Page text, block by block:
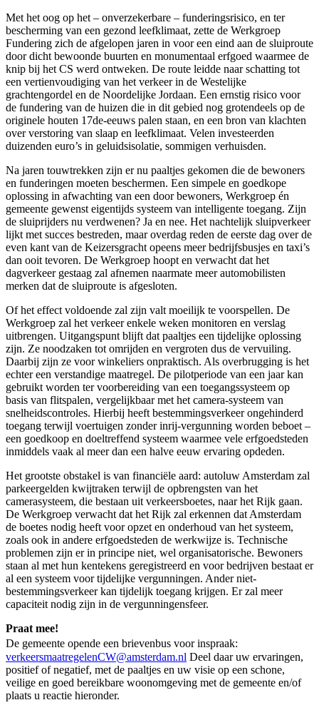
Met het oog op het – onverzekerbare – funderingsrisico, en ter
bescherming van een gezond leefklimaat, zette de Werkgroep
Fundering zich de afgelopen jaren in voor een eind aan de sluiproute
door dicht bewoonde buurten en monumentaal erfgoed waarmee de
knip bij het CS werd ontweken. De route leidde naar schatting tot
een vertienvoudiging van het verkeer in de Westelijke
grachtengordel en de Noordelijke Jordaan. Een ernstig risico voor
de fundering van de huizen die in dit gebied nog grotendeels op de
originele houten 17de-eeuws palen staan, en een bron van klachten
over verstoring van slaap en leefklimaat. Velen investeerden
duizenden euro’s in geluidsisolatie, sommigen verhuisden.
Na jaren touwtrekken zijn er nu paaltjes gekomen die de bewoners
en funderingen moeten beschermen. Een simpele en goedkope
oplossing in afwachting van een door bewoners, Werkgroep én
gemeente gewenst eigentijds systeem van intelligente toegang. Zijn
de sluiprijders nu verdwenen? Ja en nee. Het nachtelijk sluipverkeer
lijkt met succes bestreden, maar overdag reden de eerste dag over de
even kant van de Keizersgracht opeens meer bedrijfsbusjes en taxi’s
dan ooit tevoren. De Werkgroep hoopt en verwacht dat het
dagverkeer gestaag zal afnemen naarmate meer automobilisten
merken dat de sluiproute is afgesloten.
Of het effect voldoende zal zijn valt moeilijk te voorspellen. De
Werkgroep zal het verkeer enkele weken monitoren en verslag
uitbrengen. Uitgangspunt blijft dat paaltjes een tijdelijke oplossing
zijn. Ze noodzaken tot omrijden en vergroten dus de vervuiling.
Daarbij zijn ze voor winkeliers onpraktisch. Als overbrugging is het
echter een verstandige maatregel. De pilotperiode van een jaar kan
gebruikt worden ter voorbereiding van een toegangssysteem op
basis van flitspalen, vergelijkbaar met het camera-systeem van
snelheidscontroles. Hierbij heeft bestemmingsverkeer ongehinderd
toegang terwijl voertuigen zonder inrij-vergunning worden beboet –
een goedkoop en doeltreffend systeem waarmee vele erfgoedsteden
inmiddels vaak al meer dan een halve eeuw ervaring opdeden.
Het grootste obstakel is van financiële aard: autoluw Amsterdam zal
parkeergelden kwijtraken terwijl de opbrengsten van het
camerasysteem, die bestaan uit verkeersboetes, naar het Rijk gaan.
De Werkgroep verwacht dat het Rijk zal erkennen dat Amsterdam
de boetes nodig heeft voor opzet en onderhoud van het systeem,
zoals ook in andere erfgoedsteden de werkwijze is. Technische
problemen zijn er in principe niet, wel organisatorische. Bewoners
staan al met hun kentekens geregistreerd en voor bedrijven bestaat er
al een systeem voor tijdelijke vergunningen. Ander niet-
bestemmingsverkeer kan tijdelijk toegang krijgen. Er zal meer
capaciteit nodig zijn in de vergunningensfeer.
Praat mee!
De gemeente opende een brievenbus voor inspraak:
verkeersmaatregelenCW@amsterdam.nl Deel daar uw ervaringen,
positief of negatief, met de paaltjes en uw visie op een schone,
veilige en goed bereikbare woonomgeving met de gemeente en/of
plaats u reactie hieronder.